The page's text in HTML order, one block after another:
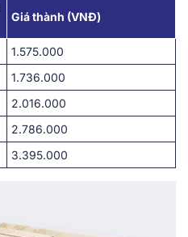
Giá thành (VNĐ)
1.575.000
1.736.000
2.016.000
2.786.000
3.395.000